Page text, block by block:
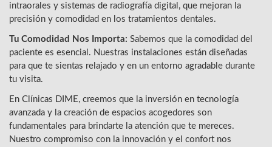
intraorales y sistemas de radiografía digital, que mejoran la
precisión y comodidad en los tratamientos dentales.
Tu Comodidad Nos Importa: Sabemos que la comodidad del
paciente es esencial. Nuestras instalaciones están diseñadas
para que te sientas relajado y en un entorno agradable durante
tu visita.
En Clínicas DIME, creemos que la inversión en tecnología
avanzada y la creación de espacios acogedores son
fundamentales para brindarte la atención que te mereces.
Nuestro compromiso con la innovación y el confort nos